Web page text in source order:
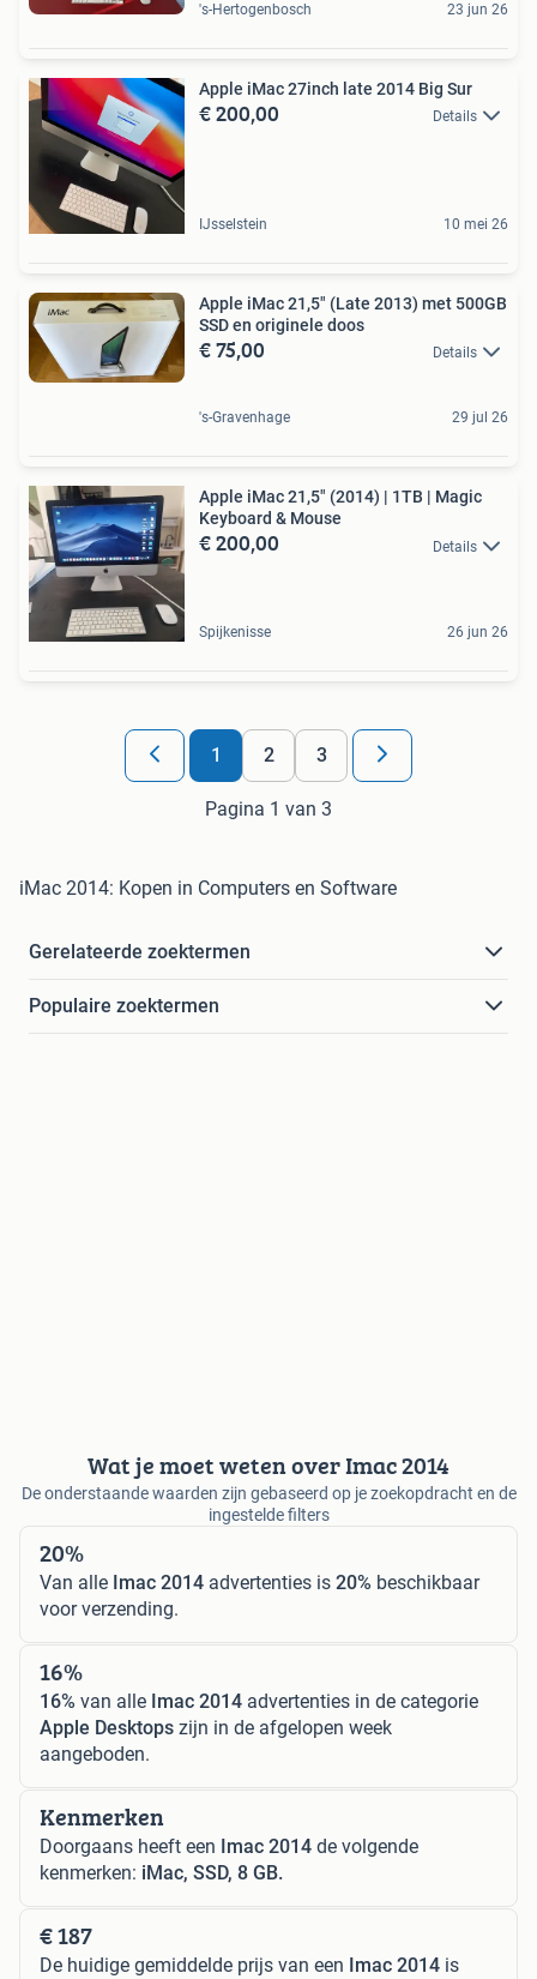
's-Hertogenbosch 23 jun 26
Apple iMac 27inch late 2014 Big Sur
€ 200,00 Details
IJsselstein 10 mei 26
Apple iMac 21,5" (Late 2013) met 500GB
SSD en originele doos
€ 75,00 Details
's-Gravenhage 29 jul 26
Apple iMac 21,5" (2014) | 1TB | Magic
Keyboard & Mouse
€ 200,00 Details
Spijkenisse 26 jun 26
1 2 3
Pagina 1 van 3
iMac 2014: Kopen in Computers en Software
Gerelateerde zoektermen
Populaire zoektermen
Wat je moet weten over Imac 2014
De onderstaande waarden zijn gebaseerd op je zoekopdracht en de
ingestelde filters
20%
Van alle Imac 2014 advertenties is 20% beschikbaar
voor verzending.
16%
16% van alle Imac 2014 advertenties in de categorie
Apple Desktops zijn in de afgelopen week
aangeboden.
Kenmerken
Doorgaans heeft een Imac 2014 de volgende
kenmerken: iMac, SSD, 8 GB.
€ 187
De huidige gemiddelde prijs van een Imac 2014 is